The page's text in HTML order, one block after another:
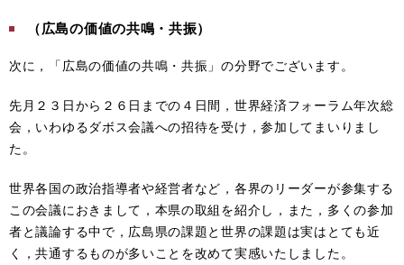
（広島の価値の共鳴・共振）
次に，「広島の価値の共鳴・共振」の分野でございます。
先月２３日から２６日までの４日間，世界経済フォーラム年次総
会，いわゆるダボス会議への招待を受け，参加してまいりまし
た。
世界各国の政治指導者や経営者など，各界のリーダーが参集する
この会議におきまして，本県の取組を紹介し，また，多くの参加
者と議論する中で，広島県の課題と世界の課題は実はとても近
く，共通するものが多いことを改めて実感いたしました。